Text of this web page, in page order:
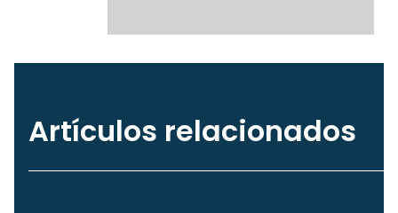
Artículos relacionados